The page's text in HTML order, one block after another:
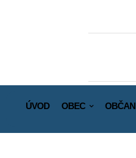
ÚVOD OBEC OBČAN